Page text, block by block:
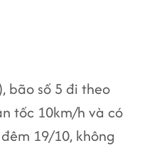
bão số 5 đi theo
tốc 10km/h và có
19/10, không